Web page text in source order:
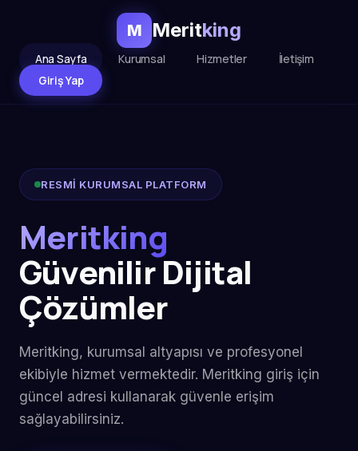
M Meritking
Ana Sayfa Kurumsal Hizmetler
İletişim
Giriş Yap
RESMİ KURUMSAL PLATFORM
Meritking
Güvenilir Dijital
Çözümler
Meritking, kurumsal altyapısı ve profesyonel
ekibiyle hizmet vermektedir. Meritking giriş için
güncel adresi kullanarak güvenle erişim
sağlayabilirsiniz.